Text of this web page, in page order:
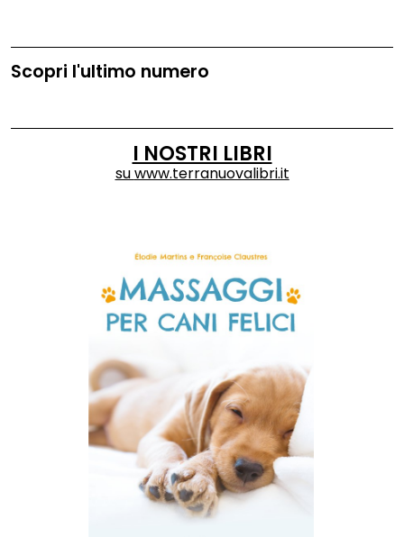
Scopri l'ultimo numero
I NOSTRI LIBRI
suwww.terranuovalibri.it